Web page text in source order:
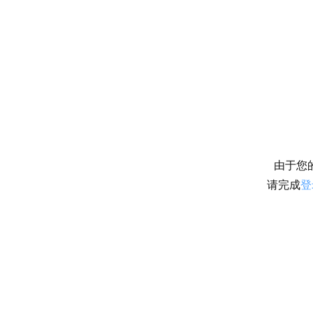
由于您
请完成